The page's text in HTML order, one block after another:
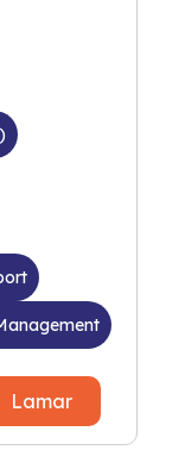
Lamar